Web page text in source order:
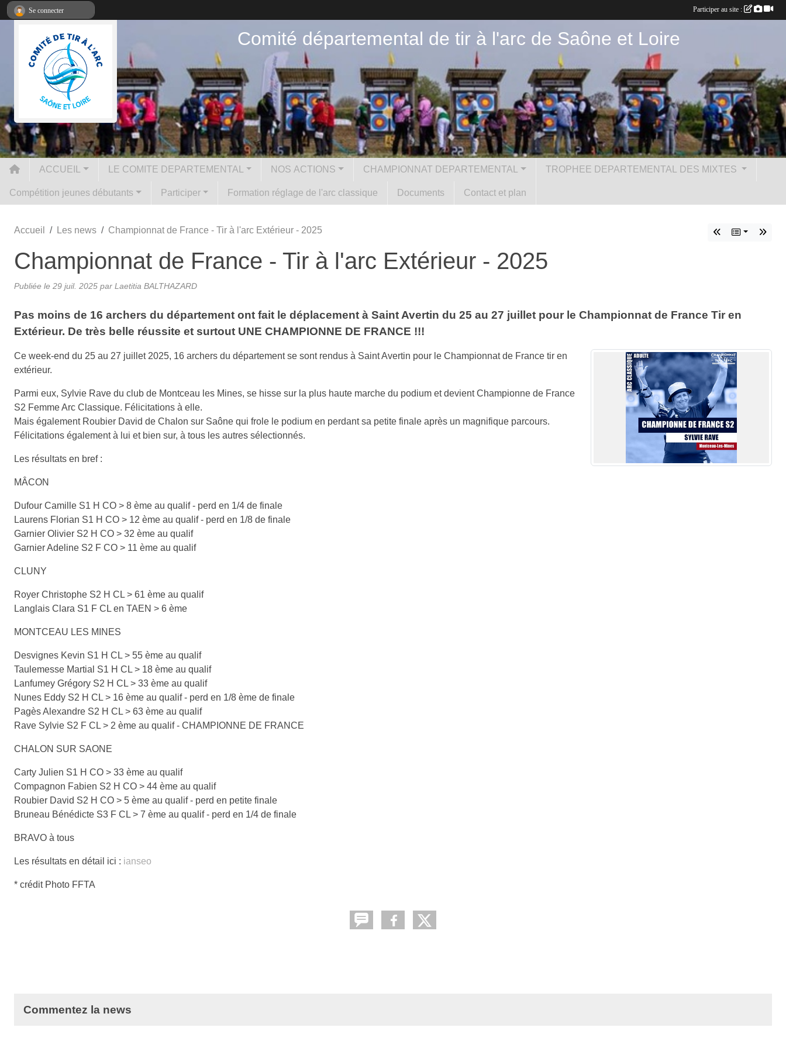
Comité départemental de tir à l'arc de Saône et Loire
ACCUEIL LE COMITE DEPARTEMENTAL NOS ACTIONS CHAMPIONNAT DEPARTEMENTAL TROPHEE DEPARTEMENTAL DES MIXTES
Compétition jeunes débutants Participer Formation réglage de l'arc classique Documents Contact et plan
Accueil Les news Championnat de France - Tir à l'arc Extérieur - 2025
Championnat de France - Tir à l'arc Extérieur - 2025
Publiée le 29 juil. 2025 par Laetitia BALTHAZARD
Pas moins de 16 archers du département ont fait le déplacement à Saint Avertin du 25 au 27 juillet pour le Championnat de France Tir en
Extérieur. De très belle réussite et surtout UNE CHAMPIONNE DE FRANCE !!!
Ce week-end du 25 au 27 juillet 2025, 16 archers du département se sont rendus à Saint Avertin pour le Championnat de France tir en
extérieur.
Parmi eux, Sylvie Rave du club de Montceau les Mines, se hisse sur la plus haute marche du podium et devient Championne de France
S2 Femme Arc Classique. Félicitations à elle.
Mais également Roubier David de Chalon sur Saône qui frole le podium en perdant sa petite finale après un magnifique parcours.
Félicitations également à lui et bien sur, à tous les autres sélectionnés.
Les résultats en bref :
MÂCON
Dufour Camille S1 H CO > 8 ème au qualif - perd en 1/4 de finale
Laurens Florian S1 H CO > 12 ème au qualif - perd en 1/8 de finale
Garnier Olivier S2 H CO > 32 ème au qualif
Garnier Adeline S2 F CO > 11 ème au qualif
CLUNY
Royer Christophe S2 H CL > 61 ème au qualif
Langlais Clara S1 F CL en TAEN > 6 ème
MONTCEAU LES MINES
Desvignes Kevin S1 H CL > 55 ème au qualif
Taulemesse Martial S1 H CL > 18 ème au qualif
Lanfumey Grégory S2 H CL > 33 ème au qualif
Nunes Eddy S2 H CL > 16 ème au qualif - perd en 1/8 ème de finale
Pagès Alexandre S2 H CL > 63 ème au qualif
Rave Sylvie S2 F CL > 2 ème au qualif - CHAMPIONNE DE FRANCE
CHALON SUR SAONE
Carty Julien S1 H CO > 33 ème au qualif
Compagnon Fabien S2 H CO > 44 ème au qualif
Roubier David S2 H CO > 5 ème au qualif - perd en petite finale
Bruneau Bénédicte S3 F CL > 7 ème au qualif - perd en 1/4 de finale
BRAVO à tous
Les résultats en détail ici : ianseo
* crédit Photo FFTA
Commentez la news
Se connecter Participer au site :
Panneau de gestion des cookies